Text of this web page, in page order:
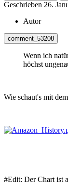
Geschrieben 26.
Autor
comment_53208
Wenn ich
höchst
Wie schaut's mit
#Edit: Der Chart ist